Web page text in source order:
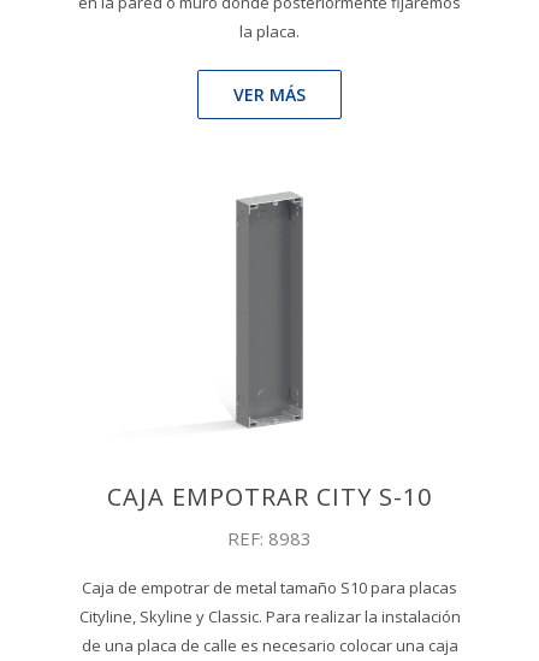
la placa.
VER MÁS
CAJA EMPOTRAR CITY S-10
REF: 8983
Caja de empotrar de metal tamaño S10 para placas
Cityline, Skyline y Classic. Para realizar la instalación
de una placa de calle es necesario colocar una caja